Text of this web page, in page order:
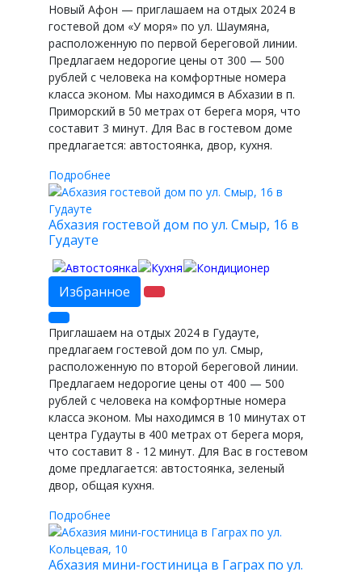
Новый Афон — приглашаем на отдых 2024 в
гостевой дом «У моря» по ул. Шаумяна,
расположенную по первой береговой линии.
Предлагаем недорогие цены от 300 — 500
рублей с человека на комфортные номера
класса эконом. Мы находимся в Абхазии в п.
Приморский в 50 метрах от берега моря, что
составит 3 минут. Для Вас в гостевом доме
предлагается: автостоянка, двор, кухня.
Подробнее
Абхазия гостевой дом по ул. Смыр, 16 в
Гудауте
Избранное
Приглашаем на отдых 2024 в Гудауте,
предлагаем гостевой дом по ул. Смыр,
расположенную по второй береговой линии.
Предлагаем недорогие цены от 400 — 500
рублей с человека на комфортные номера
класса эконом. Мы находимся в 10 минутах от
центра Гудауты в 400 метрах от берега моря,
что составит 8 - 12 минут. Для Вас в гостевом
доме предлагается: автостоянка, зеленый
двор, общая кухня.
Подробнее
Абхазия мини-гостиница в Гаграх по ул.